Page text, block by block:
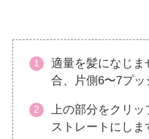
適量を髪になじ
合、片側6〜7プッ
上の部分をクリッ
ストレートにしま